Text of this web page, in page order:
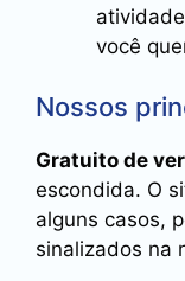
você
Nossos
Gratuito de
escondida. O
alguns casos,
sinalizados na